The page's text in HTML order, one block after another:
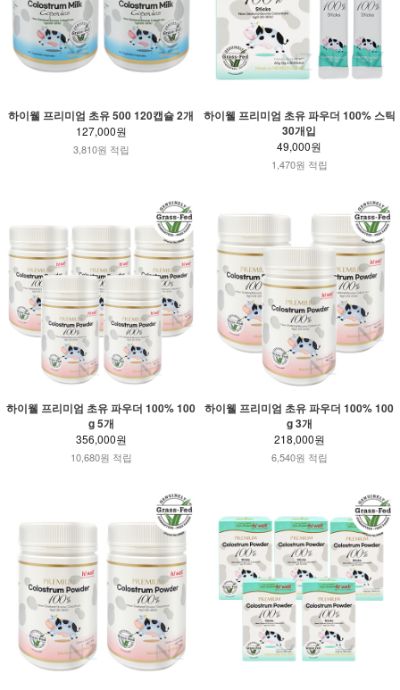
하이웰 프리미엄 초유 500 120캡슐 2개
127,000원
3,810원 적립
하이웰 프리미엄 초유 파우더 100% 스틱
30개입
49,000원
1,470원 적립
하이웰 프리미엄 초유 파우더 100% 100
g 5개
356,000원
10,680원 적립
하이웰 프리미엄 초유 파우더 100% 100
g 3개
218,000원
6,540원 적립